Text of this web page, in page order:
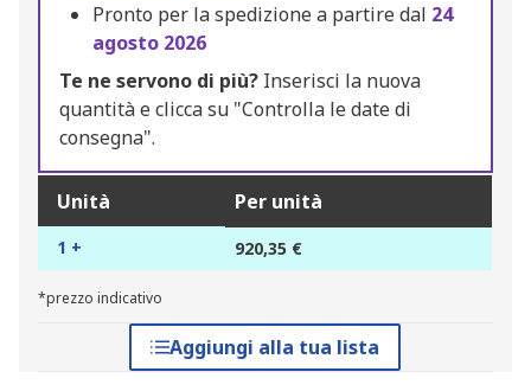
Pronto per la spedizione a partire dal 24
agosto 2026
Te ne servono di più? Inserisci la nuova
quantità e clicca su "Controlla le date di
consegna".
Unità Per unità
1 + 920,35 €
*prezzo indicativo
Aggiungi alla tua lista